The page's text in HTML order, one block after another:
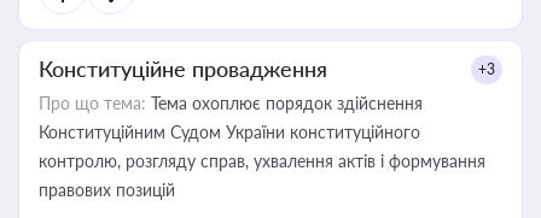
Конституційне провадження +3
Про що тема: Тема охоплює порядок здійснення
Конституційним Судом України конституційного
контролю, розгляду справ, ухвалення актів і формування
правових позицій